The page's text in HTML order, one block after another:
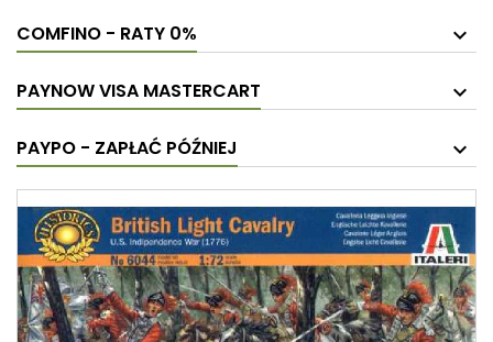
COMFINO - RATY 0%
PAYNOW VISA MASTERCART
PAYPO - ZAPŁAĆ PÓŹNIEJ